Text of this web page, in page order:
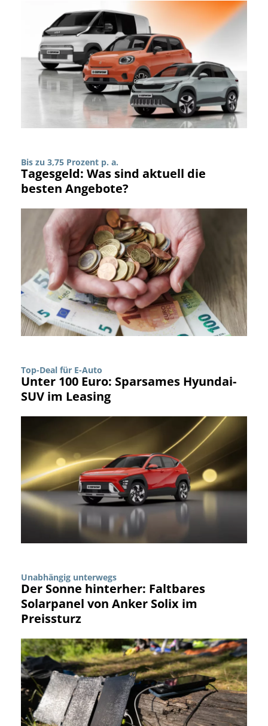
Bis zu 3,75 Prozent p. a.
Tagesgeld: Was sind aktuell die
besten Angebote?
Top-Deal für E-Auto
Unter 100 Euro: Sparsames Hyundai-
SUV im Leasing
Unabhängig unterwegs
Der Sonne hinterher: Faltbares
Solarpanel von Anker Solix im
Preissturz